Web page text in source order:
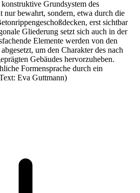
Grundsystem des
nur bewahrt, sondern, etwa durch die
erst sichtbar
Gliederung setzt sich auch in der
Elemente werden von den
um den Charakter des nach
Gebäudes hervorzuheben.
Formensprache durch ein
Eva Guttmann)